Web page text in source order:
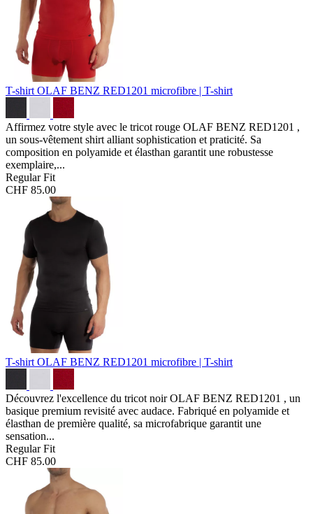
T-shirt OLAF BENZ RED1201 microfibre | T-shirt
Affirmez votre style avec le tricot rouge OLAF BENZ RED1201 ,
un sous-vêtement shirt alliant sophistication et praticité. Sa
composition en polyamide et élasthan garantit une robustesse
exemplaire,...
Regular Fit
CHF 85.00
T-shirt OLAF BENZ RED1201 microfibre | T-shirt
Découvrez l'excellence du tricot noir OLAF BENZ RED1201 , un
basique premium revisité avec audace. Fabriqué en polyamide et
élasthan de première qualité, sa microfabrique garantit une
sensation...
Regular Fit
CHF 85.00